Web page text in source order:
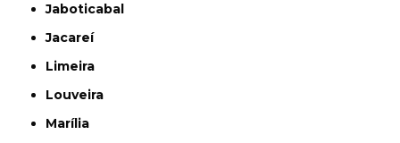
Jaboticabal
Jacareí
Limeira
Louveira
Marília